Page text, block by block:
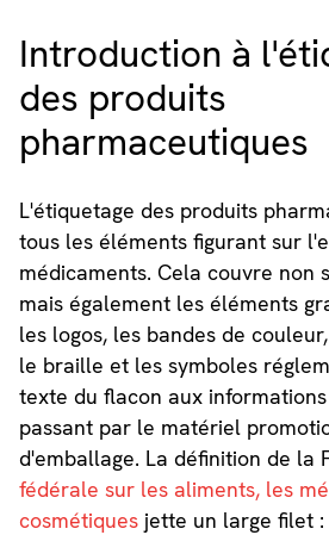
Introduction à
des produits
pharmaceutiques
L'étiquetage des produits
tous les éléments figurant sur
médicaments. Cela couvre non
mais également les éléments
les logos, les bandes de
le braille et les symboles
texte du flacon aux
passant par le matériel
d'emballage. La définition de la
fédérale sur les aliments, les
cosmétiquesjette un large filet :